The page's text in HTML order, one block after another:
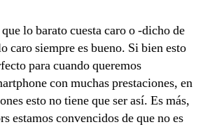
lo barato cuesta caro o -dicho de
caro siempre es bueno. Si bien esto
para cuando queremos
con muchas prestaciones, en
esto no tiene que ser así. Es más,
estamos convencidos de que no es